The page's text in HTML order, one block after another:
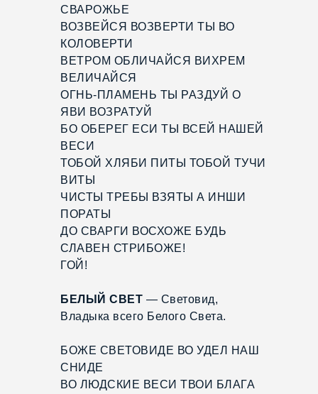
СВАРОЖЬЕ
ВОЗВЕЙСЯ ВОЗВЕРТИ ТЫ ВО
КОЛОВЕРТИ
ВЕТРОМ ОБЛИЧАЙСЯ ВИХРЕМ
ВЕЛИЧАЙСЯ
ОГНЬ-ПЛАМЕНЬ ТЫ РАЗДУЙ О
ЯВИ ВОЗРАТУЙ
БО ОБЕРЕГ ЕСИ ТЫ ВСЕЙ НАШЕЙ
ВЕСИ
ТОБОЙ ХЛЯБИ ПИТЫ ТОБОЙ ТУЧИ
ВИТЫ
ЧИСТЫ ТРЕБЫ ВЗЯТЫ А ИНШИ
ПОРАТЫ
ДО СВАРГИ ВОСХОЖЕ БУДЬ
СЛАВЕН СТРИБОЖЕ!
ГОЙ!
БЕЛЫЙ СВЕТ — Световид,
Владыка всего Белого Света.
БОЖЕ СВЕТОВИДЕ ВО УДЕЛ НАШ
СНИДЕ
ВО ЛЮДСКИЕ ВЕСИ ТВОИ БЛАГА